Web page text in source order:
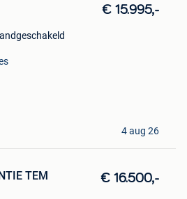
€ 15.995,-
4 aug 26
TEM € 16.500,-